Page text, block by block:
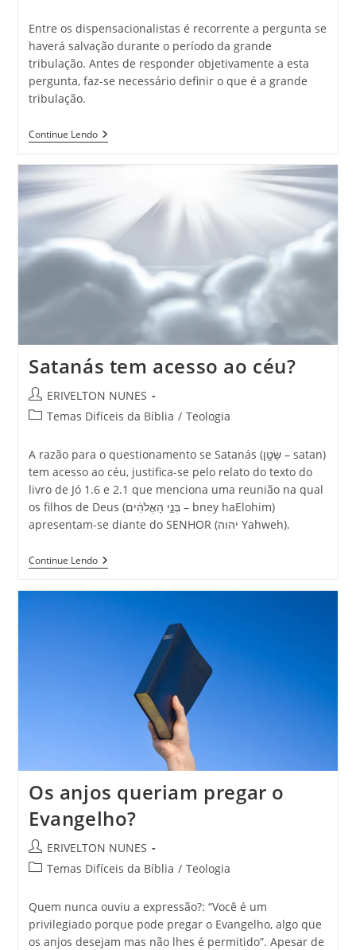
Entre os dispensacionalistas é recorrente a pergunta se
haverá salvação durante o período da grande
tribulação. Antes de responder objetivamente a esta
pergunta, faz-se necessário definir o que é a grande
tribulação.
Continue Lendo
Satanás tem acesso ao céu?
ERIVELTON NUNES
Temas Difíceis da Bíblia / Teologia
A razão para o questionamento se Satanás (שָּׂטָ֖ן – satan)
tem acesso ao céu, justifica-se pelo relato do texto do
livro de Jó 1.6 e 2.1 que menciona uma reunião na qual
os filhos de Deus (בְּנֵ֣י הָאֱלֹהִ֔ים – bney haElohim)
apresentam-se diante do SENHOR (יהוה Yahweh).
Continue Lendo
Os anjos queriam pregar o
Evangelho?
ERIVELTON NUNES
Temas Difíceis da Bíblia / Teologia
Quem nunca ouviu a expressão?: “Você é um
privilegiado porque pode pregar o Evangelho, algo que
os anjos desejam mas não lhes é permitido”. Apesar de